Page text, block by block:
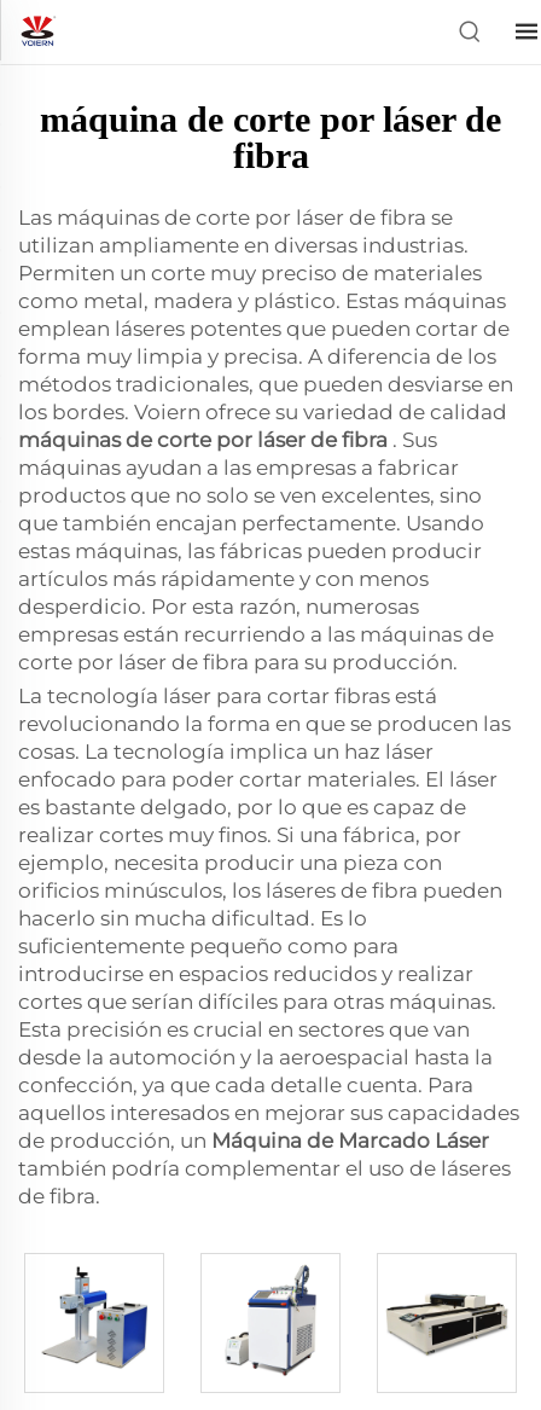
máquina de corte por láser de
fibra
Las máquinas de corte por láser de fibra se
utilizan ampliamente en diversas industrias.
Permiten un corte muy preciso de materiales
como metal, madera y plástico. Estas máquinas
emplean láseres potentes que pueden cortar de
forma muy limpia y precisa. A diferencia de los
métodos tradicionales, que pueden desviarse en
los bordes. Voiern ofrece su variedad de calidad
máquinas de corte por láser de fibra . Sus
máquinas ayudan a las empresas a fabricar
productos que no solo se ven excelentes, sino
que también encajan perfectamente. Usando
estas máquinas, las fábricas pueden producir
artículos más rápidamente y con menos
desperdicio. Por esta razón, numerosas
empresas están recurriendo a las máquinas de
corte por láser de fibra para su producción.
La tecnología láser para cortar fibras está
revolucionando la forma en que se producen las
cosas. La tecnología implica un haz láser
enfocado para poder cortar materiales. El láser
es bastante delgado, por lo que es capaz de
realizar cortes muy finos. Si una fábrica, por
ejemplo, necesita producir una pieza con
orificios minúsculos, los láseres de fibra pueden
hacerlo sin mucha dificultad. Es lo
suficientemente pequeño como para
introducirse en espacios reducidos y realizar
cortes que serían difíciles para otras máquinas.
Esta precisión es crucial en sectores que van
desde la automoción y la aeroespacial hasta la
confección, ya que cada detalle cuenta. Para
aquellos interesados en mejorar sus capacidades
de producción, un Máquina de Marcado Láser
también podría complementar el uso de láseres
de fibra.